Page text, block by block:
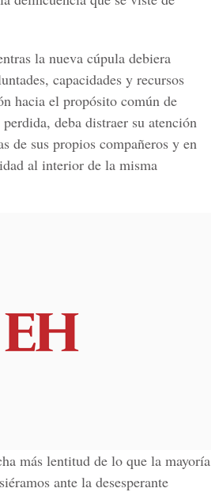
la nueva cúpula debiera
capacidades y recursos
hacia el propósito común de
deba distraer su atención
de sus propios compañeros y en
al interior de la misma
más lentitud de lo que la mayoría
ante la desesperante